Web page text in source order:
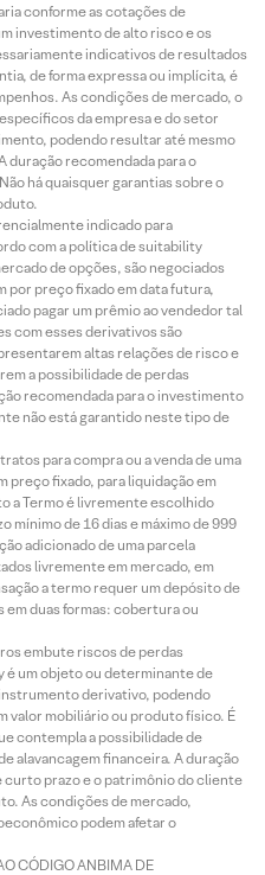
conforme as cotações de
investimento de alto risco e os
indicativos de resultados
de forma expressa ou implícita, é
As condições de mercado, o
da empresa e do setor
podendo resultar até mesmo
duração recomendada para o
há quaisquer garantias sobre o
indicado para
com a política de suitability
de opções, são negociados
por preço fixado em data futura,
pagar um prêmio ao vendedor tal
com esses derivativos são
altas relações de risco e
a possibilidade de perdas
recomendada para o investimento
não está garantido neste tipo de
para compra ou a venda de uma
preço fixado, para liquidação em
a Termo é livremente escolhido
mínimo de 16 dias e máximo de 999
adicionado de uma parcela
livremente em mercado, em
a termo requer um depósito de
em duas formas: cobertura ou
embute riscos de perdas
um objeto ou determinante de
derivativo, podendo
valor mobiliário ou produto físico. É
contempla a possibilidade de
alavancagem financeira. A duração
curto prazo e o patrimônio do cliente
As condições de mercado,
podem afetar o
CÓDIGO ANBIMA DE